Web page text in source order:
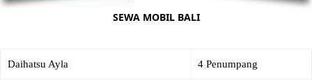
SEWA MOBIL BALI
Daihatsu Ayla 4 Penumpang